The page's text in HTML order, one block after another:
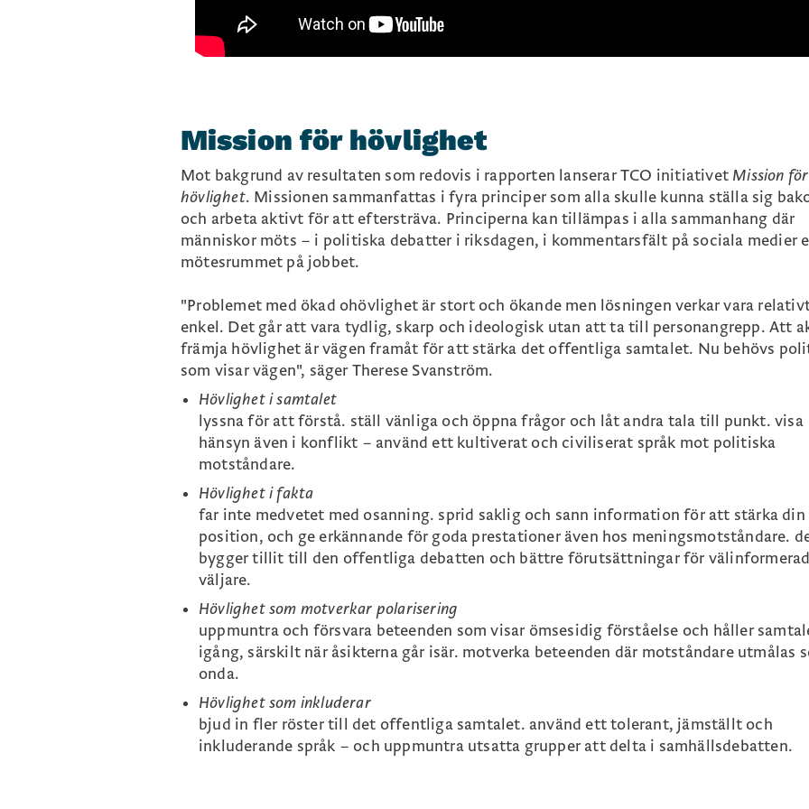
Mission för hövlighet
Mot bakgrund av resultaten som redovis i rapporten lanserar TCO initiativet Mission för
hövlighet. Missionen sammanfattas i fyra principer som alla skulle kunna ställa sig
och arbeta aktivt för att eftersträva. Principerna kan tillämpas i alla sammanhang där
människor möts – i politiska debatter i riksdagen, i kommentarsfält på sociala medier
mötesrummet på jobbet.
"Problemet med ökad ohövlighet är stort och ökande men lösningen verkar vara
enkel. Det går att vara tydlig, skarp och ideologisk utan att ta till personangrepp. Att
främja hövlighet är vägen framåt för att stärka det offentliga samtalet. Nu behövs
som visar vägen", säger Therese Svanström.
Hövlighet i samtalet
lyssna för att förstå. ställ vänliga och öppna frågor och låt andra tala till punkt. visa
hänsyn även i konflikt – använd ett kultiverat och civiliserat språk mot politiska
motståndare.
Hövlighet i fakta
far inte medvetet med osanning. sprid saklig och sann information för att stärka din
position, och ge erkännande för goda prestationer även hos meningsmotståndare.
bygger tillit till den offentliga debatten och bättre förutsättningar för
väljare.
Hövlighet som motverkar polarisering
uppmuntra och försvara beteenden som visar ömsesidig förståelse och håller
igång, särskilt när åsikterna går isär. motverka beteenden där motståndare utmålas
onda.
Hövlighet som inkluderar
bjud in fler röster till det offentliga samtalet. använd ett tolerant, jämställt och
inkluderande språk – och uppmuntra utsatta grupper att delta i samhällsdebatten.